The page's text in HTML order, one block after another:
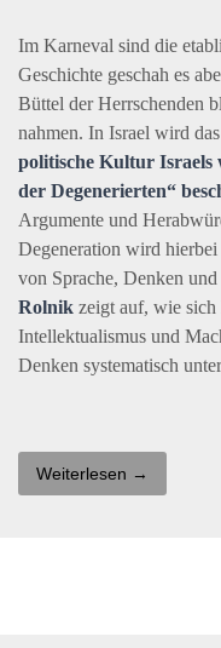
Im Karneval sind die
Geschichte geschah es
Büttel der Herrschenden
nahmen. In Israel wird
politische Kultur Israels
der Degenerierten“
Argumente und
Degeneration wird
von Sprache, Denken
Rolnik zeigt auf, wie
Intellektualismus und
Denken systematisch
Weiterlesen →